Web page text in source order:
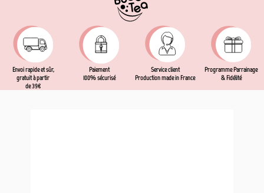
Envoi rapide et sûr,
gratuit à partir
de 39€
Paiement
100% sécurisé
Service client
Production made in France
Programme Parrainage
& Fidélité